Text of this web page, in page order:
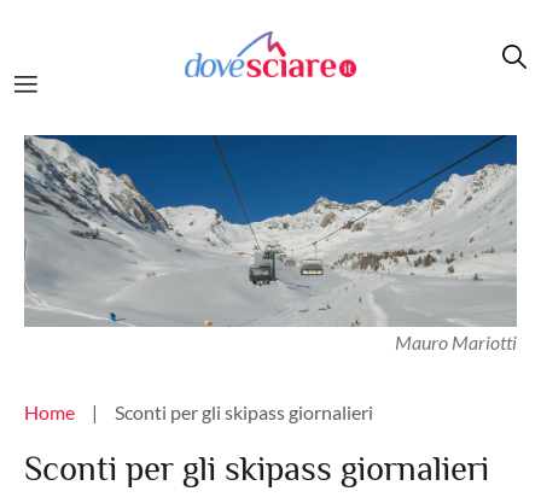
Mauro Mariotti
Briciole di pane
Home Sconti per gli skipass giornalieri
Sconti per gli skipass giornalieri